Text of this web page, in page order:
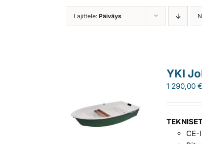
Lajittele: Päiväys
YKI
1 290,00€
CE-